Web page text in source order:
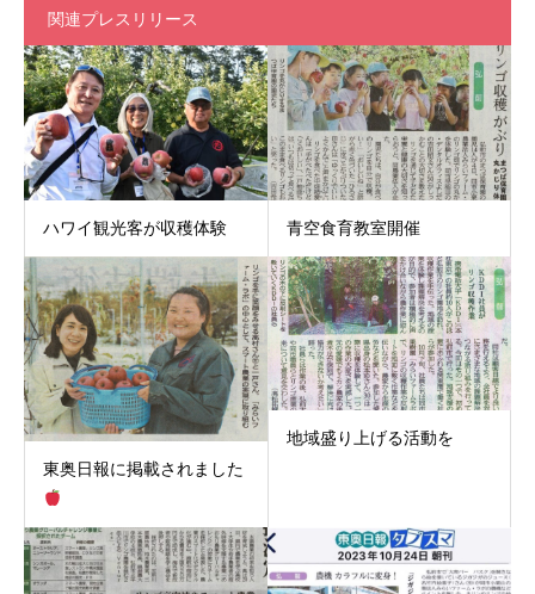
関連プレスリリース
ハワイ観光客が収穫体験 青空食育教室開催
東奥日報に掲載されました
地域盛り上げる活動を